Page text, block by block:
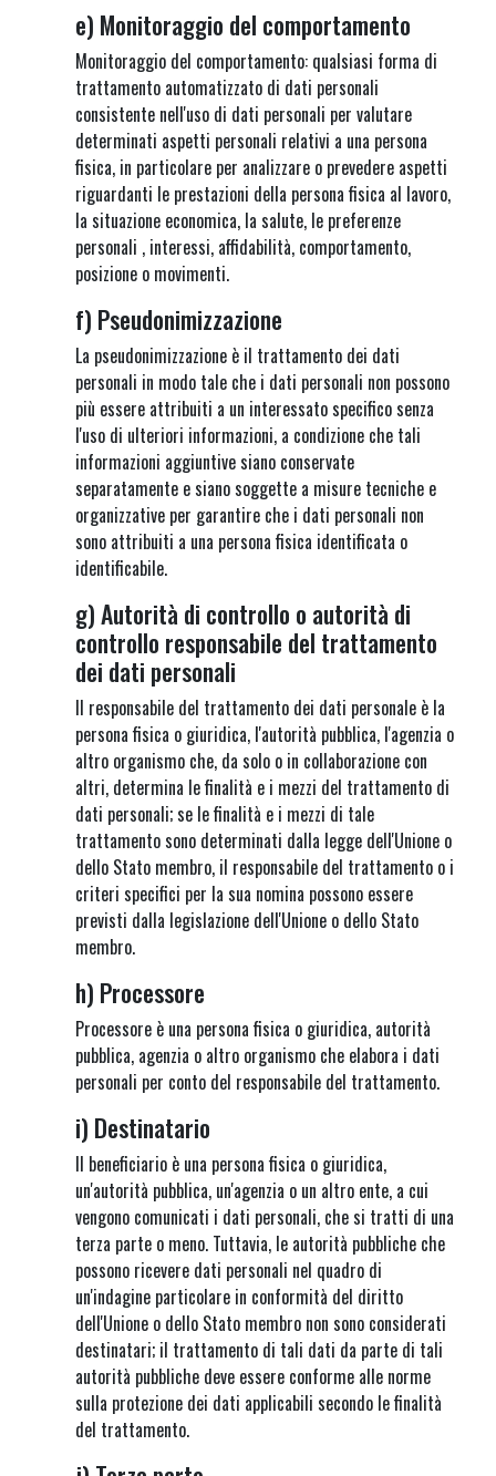
e) Monitoraggio del comportamento
Monitoraggio del comportamento: qualsiasi forma di
trattamento automatizzato di dati personali
consistente nell'uso di dati personali per valutare
determinati aspetti personali relativi a una persona
fisica, in particolare per analizzare o prevedere aspetti
riguardanti le prestazioni della persona fisica al lavoro,
la situazione economica, la salute, le preferenze
personali , interessi, affidabilità, comportamento,
posizione o movimenti.
f) Pseudonimizzazione
La pseudonimizzazione è il trattamento dei dati
personali in modo tale che i dati personali non possono
più essere attribuiti a un interessato specifico senza
l'uso di ulteriori informazioni, a condizione che tali
informazioni aggiuntive siano conservate
separatamente e siano soggette a misure tecniche e
organizzative per garantire che i dati personali non
sono attribuiti a una persona fisica identificata o
identificabile.
g) Autorità di controllo o autorità di
controllo responsabile del trattamento
dei dati personali
Il responsabile del trattamento dei dati personale è la
persona fisica o giuridica, l'autorità pubblica, l'agenzia o
altro organismo che, da solo o in collaborazione con
altri, determina le finalità e i mezzi del trattamento di
dati personali; se le finalità e i mezzi di tale
trattamento sono determinati dalla legge dell'Unione o
dello Stato membro, il responsabile del trattamento o i
criteri specifici per la sua nomina possono essere
previsti dalla legislazione dell'Unione o dello Stato
membro.
h) Processore
Processore è una persona fisica o giuridica, autorità
pubblica, agenzia o altro organismo che elabora i dati
personali per conto del responsabile del trattamento.
i) Destinatario
Il beneficiario è una persona fisica o giuridica,
un'autorità pubblica, un'agenzia o un altro ente, a cui
vengono comunicati i dati personali, che si tratti di una
terza parte o meno. Tuttavia, le autorità pubbliche che
possono ricevere dati personali nel quadro di
un'indagine particolare in conformità del diritto
dell'Unione o dello Stato membro non sono considerati
destinatari; il trattamento di tali dati da parte di tali
autorità pubbliche deve essere conforme alle norme
sulla protezione dei dati applicabili secondo le finalità
del trattamento.